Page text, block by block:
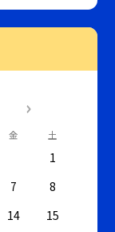
金 土
1
7
8
14
15